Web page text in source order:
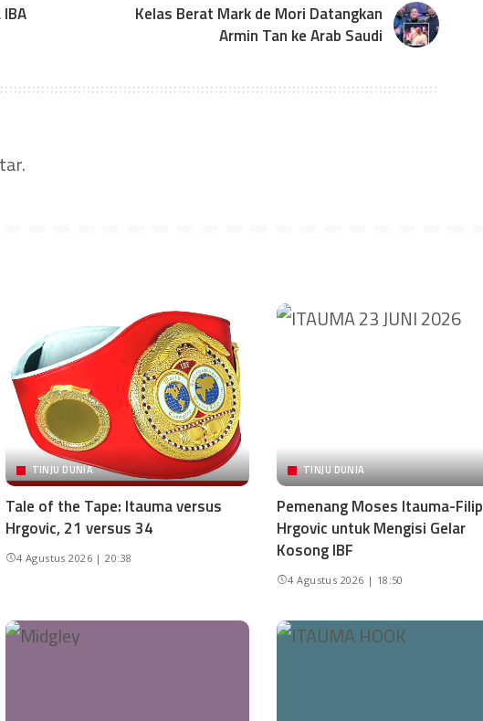
Kelas Berat Mark de Mori Datangkan
Armin Tan ke Arab Saudi
TINJU DUNIA
Tale of the Tape: Itauma versus
Hrgovic, 21 versus 34
4 Agustus 2026 | 20:38
TINJU DUNIA
Pemenang Moses Itauma-Filip
Hrgovic untuk Mengisi Gelar
Kosong IBF
4 Agustus 2026 | 18:50